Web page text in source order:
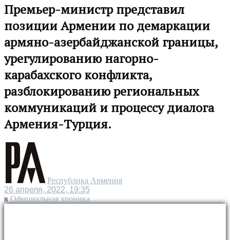
Премьер-министр представил
позиции Армении по демаркации
армяно-азербайджанской границы,
урегулированию нагорно-
карабахского конфликта,
разблокированию региональных
коммуникаций и процессу диалога
Армения-Турция.
Республика Армения
26 апреля, 2022, 19:35
в Официальная хроника